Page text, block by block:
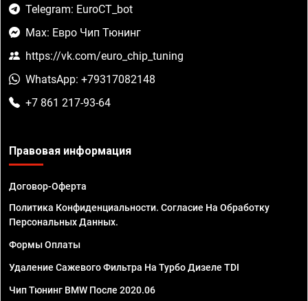
Telegram: EuroCT_bot
Max: Евро Чип Тюнинг
https://vk.com/euro_chip_tuning
WhatsApp: +79317082148
+7 861 217-93-64
Правовая информация
Договор-Оферта
Политика Конфиденциальности. Согласие На Обработку
Персональных Данных.
Формы Оплаты
Удаление Сажевого Фильтра На Турбо Дизеле TDI
Чип Тюнинг BMW После 2020.06